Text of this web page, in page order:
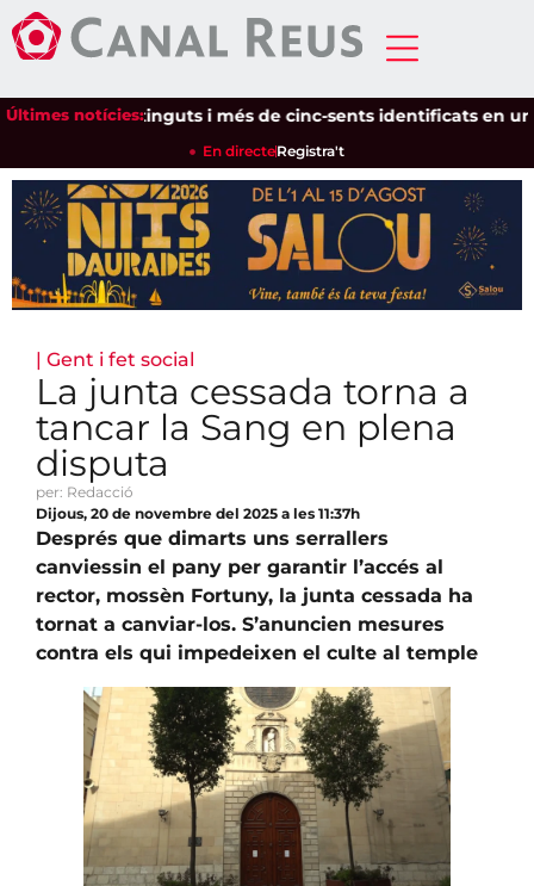
Últimes notícies:
Setze detinguts i més de cinc-sents identificats en un
En directeRegistra't
| Gent i fet social
La junta cessada torna a
tancar la Sang en plena
disputa
per: Redacció
Dijous, 20 de novembre del 2025 a les 11:37h
Després que dimarts uns serrallers
canviessin el pany per garantir l’accés al
rector, mossèn Fortuny, la junta cessada ha
tornat a canviar-los. S’anuncien mesures
contra els qui impedeixen el culte al temple